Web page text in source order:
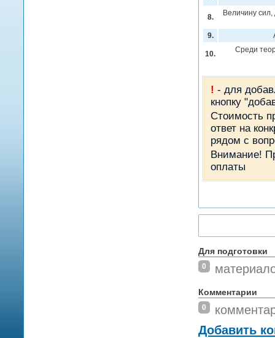
8. Величину
9.
10. Среди
! - для
кнопку
Стоимость
ответ на
рядом с
Внимание!
оплаты
Для подготовки
0
Комментарии
0
Добавить